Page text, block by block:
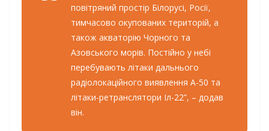
повітряний простір Білорусі, Росії,
тимчасово окупованих територій, а
також акваторію Чорного та
Азовського морів. Постійно у небі
перебувають літаки дальнього
радіолокаційного виявлення А-50 та
літаки-ретранслятори Іл-22”, – додав
він.